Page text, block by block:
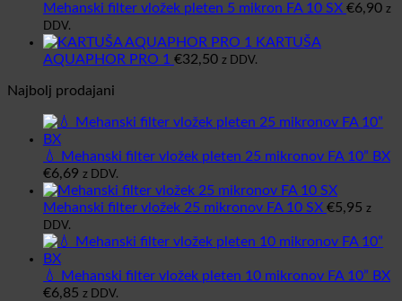
Mehanski filter vložek pleten 5 mikron FA 10 SX €6,90 z
DDV.
KARTUŠA
AQUAPHOR PRO 1 €32,50 z DDV.
Najbolj prodajani
💧 Mehanski filter vložek pleten 25 mikronov FA 10” BX
€6,69 z DDV.
Mehanski filter vložek 25 mikronov FA 10 SX €5,95 z
DDV.
💧 Mehanski filter vložek pleten 10 mikronov FA 10” BX
€6,85 z DDV.